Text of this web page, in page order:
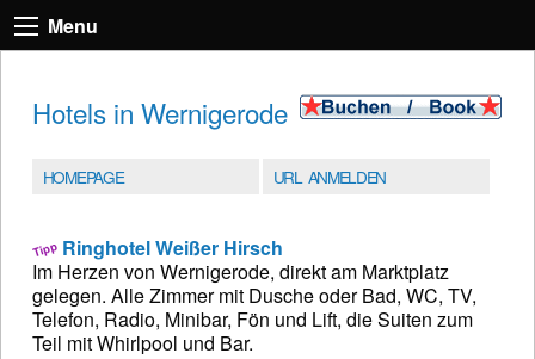
Menu
Hotels in Wernigerode
HOMEPAGE URL ANMELDEN
Ringhotel Weißer Hirsch
Im Herzen von Wernigerode, direkt am Marktplatz
gelegen. Alle Zimmer mit Dusche oder Bad, WC, TV,
Telefon, Radio, Minibar, Fön und Lift, die Suiten zum
Teil mit Whirlpool und Bar.